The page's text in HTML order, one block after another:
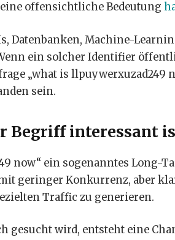
offensichtliche Bedeutung
Datenbanken, Machine-
ein solcher Identifier
„what is llpuywerxuzad249
sein.
Begriff interessant
now“ ein sogenanntes Long-
geringer Konkurrenz, aber
Traffic zu generieren.
wird, entsteht eine